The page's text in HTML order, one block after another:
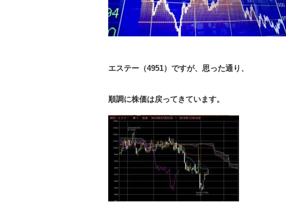
エステー（4951）ですが、思った通り、
順調に株価は戻ってきています。